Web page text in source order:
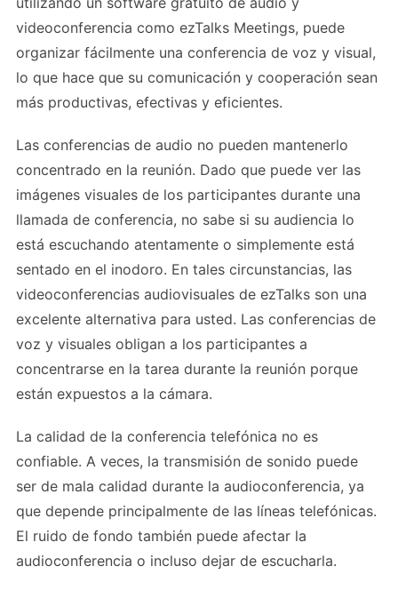
videoconferencia como ezTalks Meetings, puede
organizar fácilmente una conferencia de voz y visual,
lo que hace que su comunicación y cooperación sean
más productivas, efectivas y eficientes.
Las conferencias de audio no pueden mantenerlo
concentrado en la reunión. Dado que puede ver las
imágenes visuales de los participantes durante una
llamada de conferencia, no sabe si su audiencia lo
está escuchando atentamente o simplemente está
sentado en el inodoro. En tales circunstancias, las
videoconferencias audiovisuales de ezTalks son una
excelente alternativa para usted. Las conferencias de
voz y visuales obligan a los participantes a
concentrarse en la tarea durante la reunión porque
están expuestos a la cámara.
La calidad de la conferencia telefónica no es
confiable. A veces, la transmisión de sonido puede
ser de mala calidad durante la audioconferencia, ya
que depende principalmente de las líneas telefónicas.
El ruido de fondo también puede afectar la
audioconferencia o incluso dejar de escucharla.